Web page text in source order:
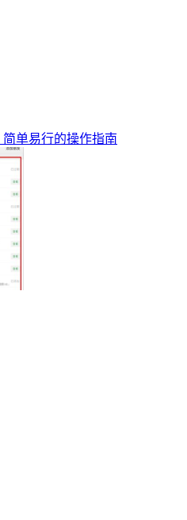
单易行的操作指南